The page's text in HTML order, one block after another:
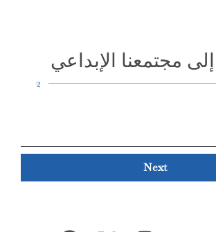
مجتمعنا الإبداعي
2
Next